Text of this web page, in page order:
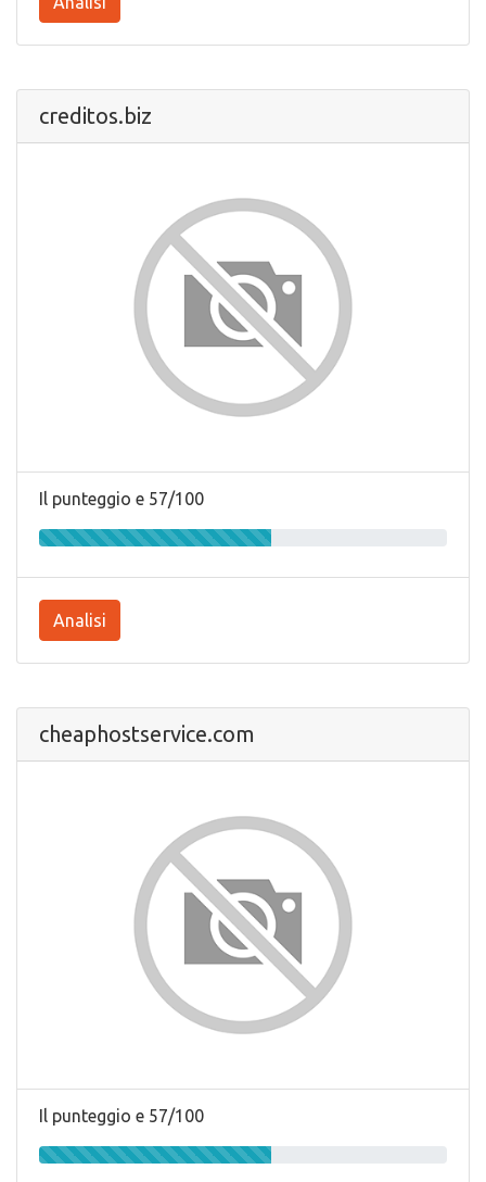
creditos.biz
Il punteggio e 57/100
Analisi
cheaphostservice.com
Il punteggio e 57/100